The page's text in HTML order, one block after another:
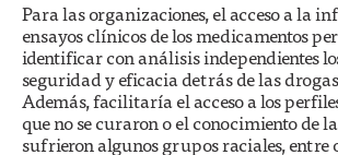
Para las organizaciones, el acceso a la
ensayos clínicos de los medicamentos
identificar con análisis independientes
seguridad y eficacia detrás de las
Además, facilitaría el acceso a los
que no se curaron o el conocimiento de
sufrieron algunos grupos raciales, entre